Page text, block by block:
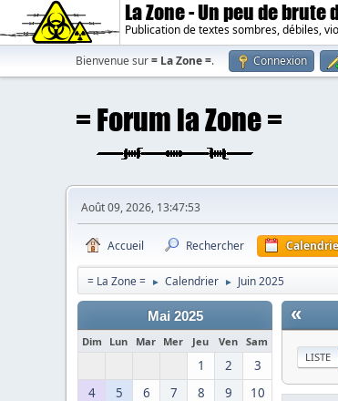
La Zone - Un peu de
Publication de textes sombres, débiles,
Bienvenue sur= La Zone =. Connexion
Août 09, 2026, 13:47:53
Accueil Rechercher
= La Zone = ► Calendrier ► Juin 2025
Mai 2025
Dim Lun Mar Mer Jeu Ven Sam
1 2
3
4
5 6 7 8 9
10
«
LISTE